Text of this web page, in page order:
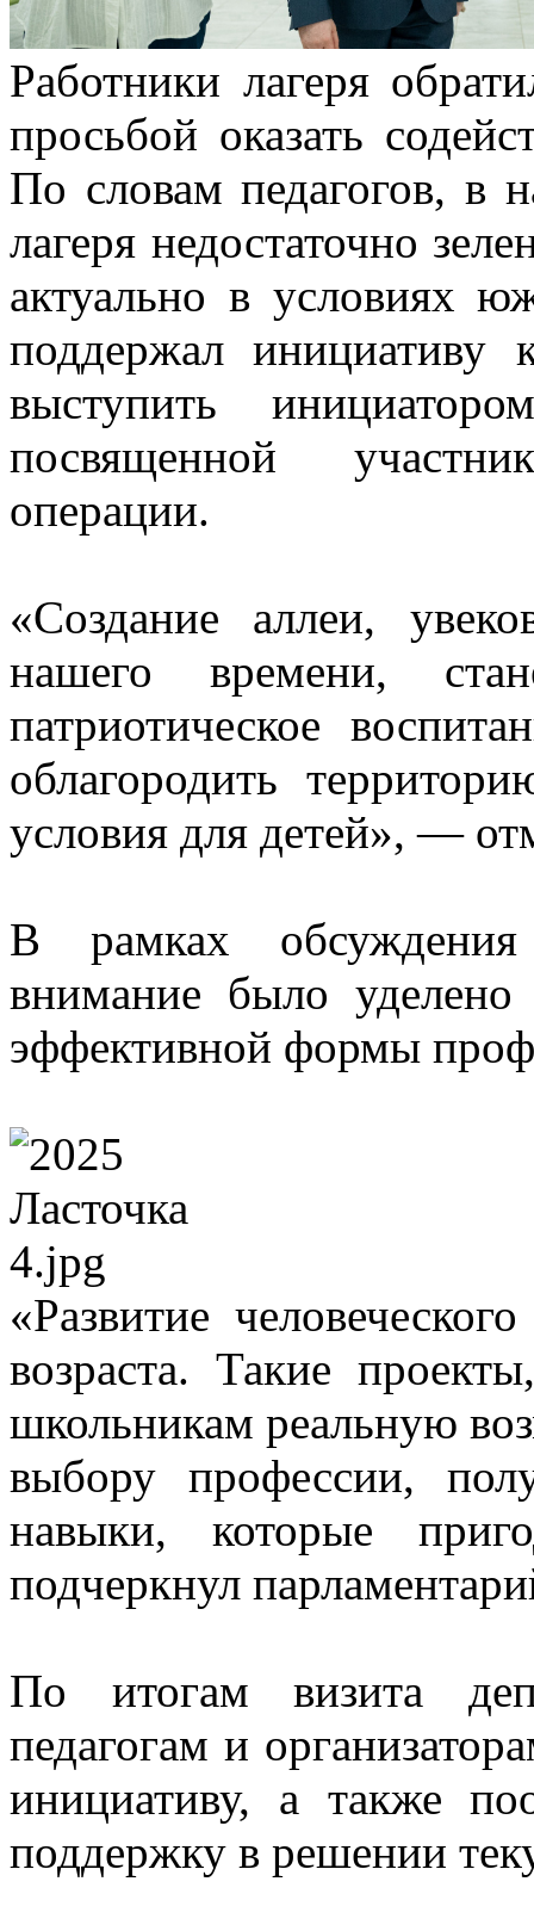
Работники лагеря
просьбой оказать
По словам педагогов, в
лагеря недостаточно
актуально в условиях
поддержал инициативу
выступить
посвященной
операции.
«Создание аллеи,
нашего времени,
патриотическое
облагородить
условия для детей», —
В рамках
внимание было
эффективной формы
«Развитие
возраста. Такие
школьникам реальную
выбору профессии,
навыки, которые
подчеркнул
По итогам визита
педагогам и
инициативу, а также
поддержку в решении